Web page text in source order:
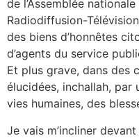
de l’Assemblée
Radiodiffusion-
des biens d’honnêtes
d’agents du service
Et plus grave, dans des
élucidées, inchallah, par
vies humaines, des
Je vais m’incliner